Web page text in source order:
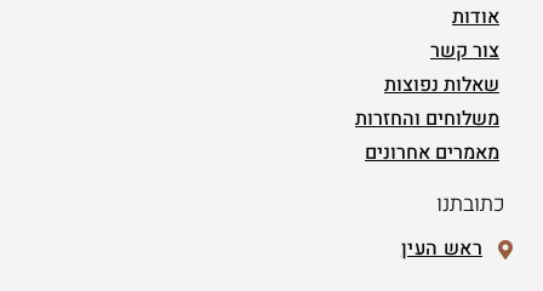
אודות
צור קשר
שאלות נפוצות
משלוחים והחזרות
מאמרים אחרונים
כתובתנו
ראש העין